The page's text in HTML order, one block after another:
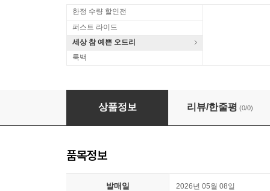
한정 수량 할인전
퍼스트 라이드
세상 참 예쁜 오드리
룩백
Geese (기스) - 2집 3D Country [LP]
상품정보 리뷰/한줄평 (0/0)
품목정보
발매일 2026년 05월 08일